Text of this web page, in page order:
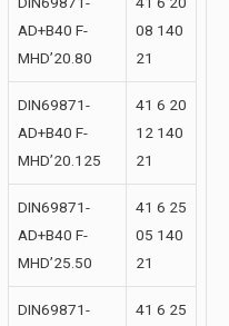
AD+B40 F-
MHD’20.80
08 140
21
DIN69871-
AD+B40 F-
MHD’20.125
41 6 20
12 140
21
DIN69871-
AD+B40 F-
MHD’25.50
41 6 25
05 140
21
DIN69871-
41 6 25